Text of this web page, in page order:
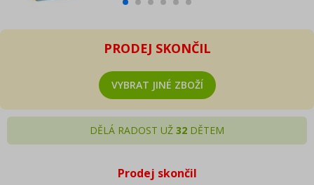
PRODEJ SKONČIL
VYBRAT JINÉ ZBOŽÍ
DĚLÁ RADOST UŽ 32 DĚTEM
Prodej skončil